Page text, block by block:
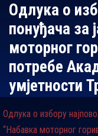
Одлука о
понуђача за
моторног
потребе
умјетности
Одлука о избору
“Набавка моторног